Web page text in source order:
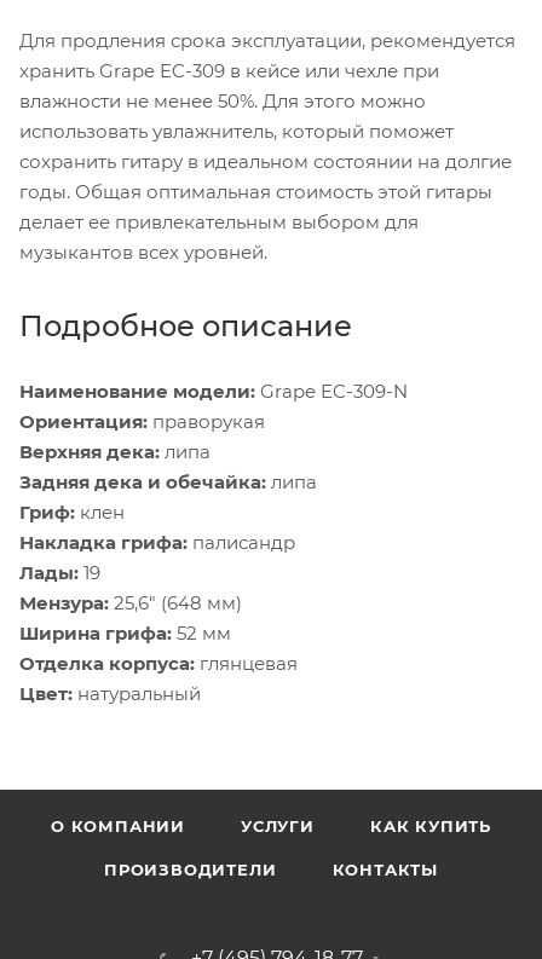
Для продления срока эксплуатации, рекомендуется
хранить Grape EC-309 в кейсе или чехле при
влажности не менее 50%. Для этого можно
использовать увлажнитель, который поможет
сохранить гитару в идеальном состоянии на долгие
годы. Общая оптимальная стоимость этой гитары
делает ее привлекательным выбором для
музыкантов всех уровней.
Подробное описание
Наименование модели: Grape EC-309-N
Ориентация: праворукая
Верхняя дека: липа
Задняя дека и обечайка: липа
Гриф: клен
Накладка грифа: палисандр
Лады: 19
Мензура: 25,6" (648 мм)
Ширина грифа: 52 мм
Отделка корпуса: глянцевая
Цвет: натуральный
О КОМПАНИИ УСЛУГИ КАК КУПИТЬ
ПРОИЗВОДИТЕЛИ КОНТАКТЫ